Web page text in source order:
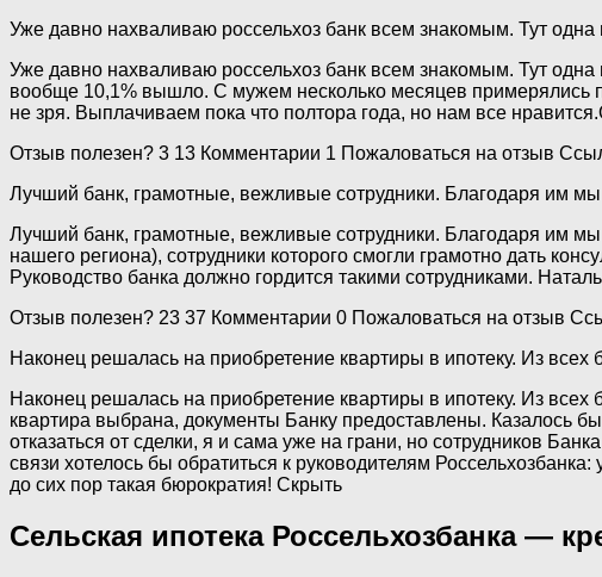
Уже давно нахваливаю россельхоз банк всем знакомым. Тут
Уже давно нахваливаю россельхоз банк всем знакомым. Тут
вообще 10,1% вышло. С мужем несколько месяцев примерялись
не зря. Выплачиваем пока что полтора года, но нам все
Отзыв полезен? 3 13 Комментарии 1 Пожаловаться на отзыв
Лучший банк, грамотные, вежливые сотрудники. Благодаря им
Лучший банк, грамотные, вежливые сотрудники. Благодаря им
нашего региона), сотрудники которого смогли грамотно дать
Руководство банка должно гордится такими сотрудниками.
Отзыв полезен? 23 37 Комментарии 0 Пожаловаться на отзыв
Наконец решалась на приобретение квартиры в ипотеку. Из
Наконец решалась на приобретение квартиры в ипотеку. Из
квартира выбрана, документы Банку предоставлены. Казалось
отказаться от сделки, я и сама уже на грани, но сотрудников
связи хотелось бы обратиться к руководителям
до сих пор такая бюрократия! Скрыть
Сельская ипотека Россельхозбанка —